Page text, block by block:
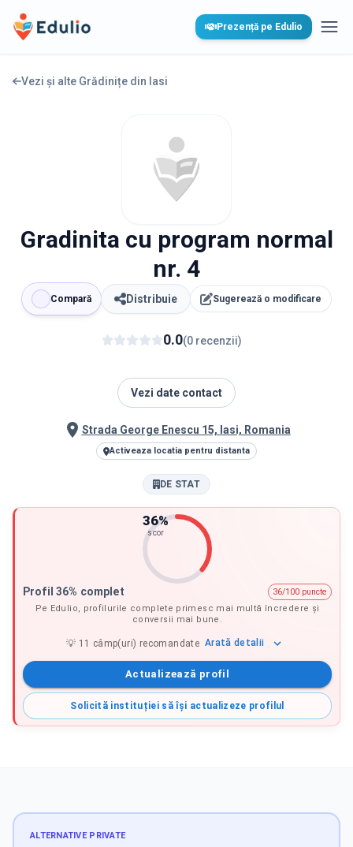
Edulio Prezență pe Edulio
Vezi și alte Grădinițe din Iasi
Gradinita cu program normal
nr. 4
Compară Distribuie Sugerează o modificare
0.0(0 recenzii)
Vezi date contact
Strada George Enescu 15, Iasi, Romania
Activeaza locatia pentru distanta
DE STAT
36%
scor
Profil 36% complet
36/100 puncte
Pe Edulio, profilurile complete primesc mai multă încredere și
conversii mai bune.
💡 11 câmp(uri) recomandate Arată detalii
Actualizează profil
Solicită instituției să își actualizeze profilul
ALTERNATIVE PRIVATE